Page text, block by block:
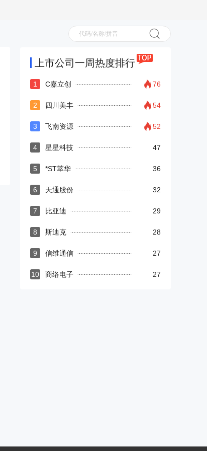
上市公司一周热度排行
1 C嘉立创 76
2 四川美丰 54
3 飞南资源 52
4 星星科技 47
5 *ST萃华 36
6 天通股份 32
7 比亚迪 29
8 斯迪克 28
9 信维通信 27
10 商络电子 27